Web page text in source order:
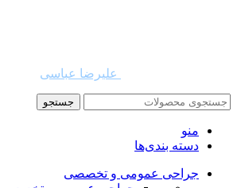
علیرضا عباسی
جستجو
منو
دسته بندی‌ها
جراحی عمومی و تخصصی